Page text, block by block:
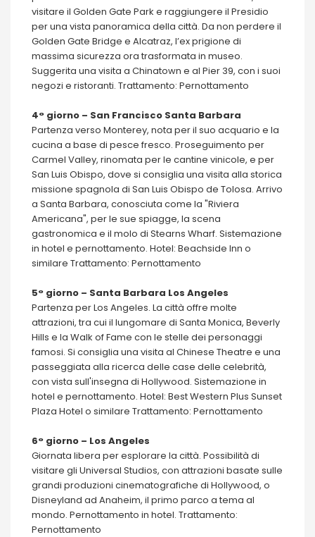
visitare il Golden Gate Park e raggiungere il Presidio
per una vista panoramica della città. Da non perdere il
Golden Gate Bridge e Alcatraz, l’ex prigione di
massima sicurezza ora trasformata in museo.
Suggerita una visita a Chinatown e al Pier 39, con i suoi
negozi e ristoranti. Trattamento: Pernottamento
4° giorno – San Francisco Santa Barbara
Partenza verso Monterey, nota per il suo acquario e la
cucina a base di pesce fresco. Proseguimento per
Carmel Valley, rinomata per le cantine vinicole, e per
San Luis Obispo, dove si consiglia una visita alla storica
missione spagnola di San Luis Obispo de Tolosa. Arrivo
a Santa Barbara, conosciuta come la "Riviera
Americana", per le sue spiagge, la scena
gastronomica e il molo di Stearns Wharf. Sistemazione
in hotel e pernottamento. Hotel: Beachside Inn o
similare Trattamento: Pernottamento
5° giorno – Santa Barbara Los Angeles
Partenza per Los Angeles. La città offre molte
attrazioni, tra cui il lungomare di Santa Monica, Beverly
Hills e la Walk of Fame con le stelle dei personaggi
famosi. Si consiglia una visita al Chinese Theatre e una
passeggiata alla ricerca delle case delle celebrità,
con vista sull'insegna di Hollywood. Sistemazione in
hotel e pernottamento. Hotel: Best Western Plus Sunset
Plaza Hotel o similare Trattamento: Pernottamento
6° giorno – Los Angeles
Giornata libera per esplorare la città. Possibilità di
visitare gli Universal Studios, con attrazioni basate sulle
grandi produzioni cinematografiche di Hollywood, o
Disneyland ad Anaheim, il primo parco a tema al
mondo. Pernottamento in hotel. Trattamento:
Pernottamento